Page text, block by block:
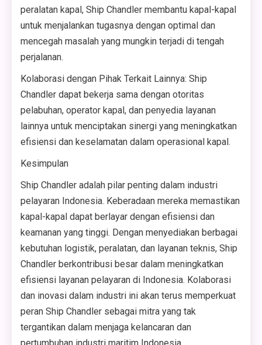
peralatan kapal, Ship Chandler membantu kapal-kapal
untuk menjalankan tugasnya dengan optimal dan
mencegah masalah yang mungkin terjadi di tengah
perjalanan.
Kolaborasi dengan Pihak Terkait Lainnya: Ship
Chandler dapat bekerja sama dengan otoritas
pelabuhan, operator kapal, dan penyedia layanan
lainnya untuk menciptakan sinergi yang meningkatkan
efisiensi dan keselamatan dalam operasional kapal.
Kesimpulan
Ship Chandler adalah pilar penting dalam industri
pelayaran Indonesia. Keberadaan mereka memastikan
kapal-kapal dapat berlayar dengan efisiensi dan
keamanan yang tinggi. Dengan menyediakan berbagai
kebutuhan logistik, peralatan, dan layanan teknis, Ship
Chandler berkontribusi besar dalam meningkatkan
efisiensi layanan pelayaran di Indonesia. Kolaborasi
dan inovasi dalam industri ini akan terus memperkuat
peran Ship Chandler sebagai mitra yang tak
tergantikan dalam menjaga kelancaran dan